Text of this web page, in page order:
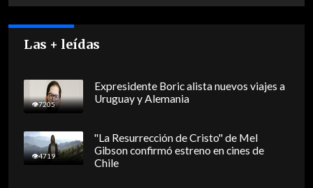
Las + leídas
7205
Expresidente Boric alista nuevos viajes a
Uruguay y Alemania
4719
"La Resurrección de Cristo" de Mel
Gibson confirmó estreno en cines de
Chile